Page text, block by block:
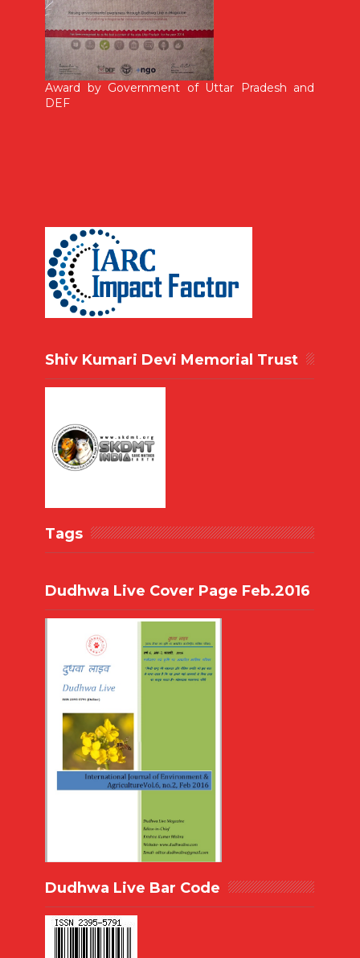
Award by Government of Uttar Pradesh and
DEF
Shiv Kumari Devi Memorial Trust
Tags
Dudhwa Live Cover Page Feb.2016
Dudhwa Live Bar Code